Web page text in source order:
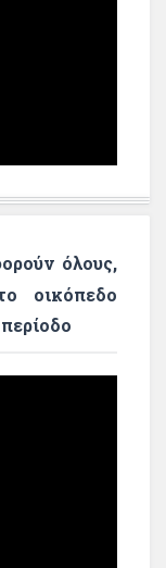
όλους,
οικόπεδο